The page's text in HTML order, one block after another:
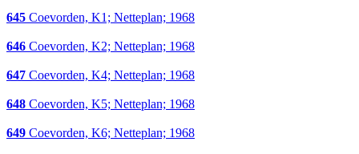
645 Coevorden, K1; Netteplan; 1968
646 Coevorden, K2; Netteplan; 1968
647 Coevorden, K4; Netteplan; 1968
648 Coevorden, K5; Netteplan; 1968
649 Coevorden, K6; Netteplan; 1968